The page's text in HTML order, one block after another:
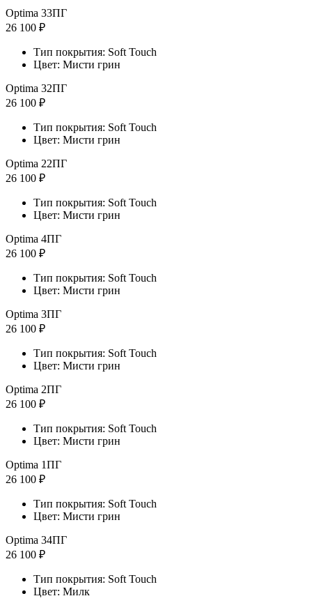
Optima 33ПГ
26 100 ₽
Тип покрытия: Soft Touch
Цвет: Мисти грин
Optima 32ПГ
26 100 ₽
Тип покрытия: Soft Touch
Цвет: Мисти грин
Optima 22ПГ
26 100 ₽
Тип покрытия: Soft Touch
Цвет: Мисти грин
Optima 4ПГ
26 100 ₽
Тип покрытия: Soft Touch
Цвет: Мисти грин
Optima 3ПГ
26 100 ₽
Тип покрытия: Soft Touch
Цвет: Мисти грин
Optima 2ПГ
26 100 ₽
Тип покрытия: Soft Touch
Цвет: Мисти грин
Optima 1ПГ
26 100 ₽
Тип покрытия: Soft Touch
Цвет: Мисти грин
Optima 34ПГ
26 100 ₽
Тип покрытия: Soft Touch
Цвет: Милк